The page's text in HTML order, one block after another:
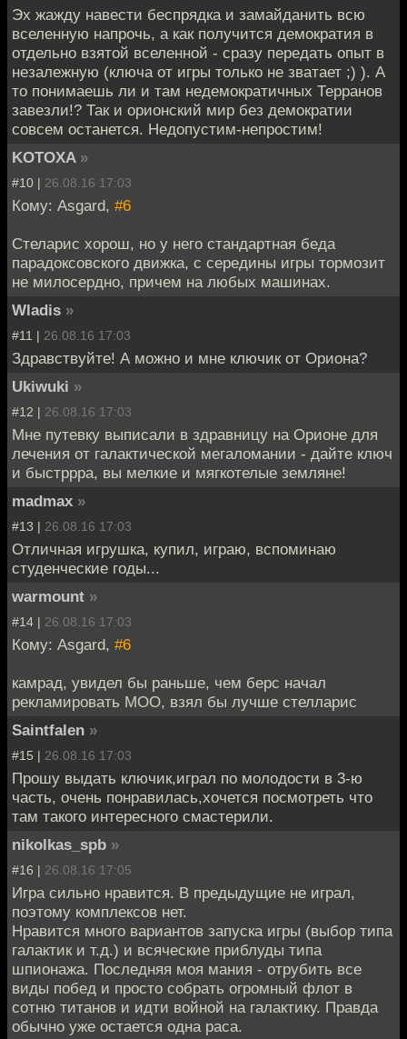
Эх жажду навести беспрядка и замайданить всю
вселенную напрочь, а как получится демократия в
отдельно взятой вселенной - сразу передать опыт в
незалежную (ключа от игры только не зватает ;) ). А
то понимаешь ли и там недемократичных Терранов
завезли!? Так и орионский мир без демократии
совсем останется. Недопустим-непростим!
KOTOXA »
#10 | 26.08.16 17:03
Кому: Asgard, #6
Стеларис хорош, но у него стандартная беда
парадоксовского движка, с середины игры тормозит
не милосердно, причем на любых машинах.
Wladis »
#11 | 26.08.16 17:03
Здравствуйте! А можно и мне ключик от Ориона?
Ukiwuki »
#12 | 26.08.16 17:03
Мне путевку выписали в здравницу на Орионе для
лечения от галактической мегаломании - дайте ключ
и быстррра, вы мелкие и мягкотелые земляне!
madmax »
#13 | 26.08.16 17:03
Отличная игрушка, купил, играю, вспоминаю
студенческие годы...
warmount »
#14 | 26.08.16 17:03
Кому: Asgard, #6
камрад, увидел бы раньше, чем берс начал
рекламировать МОО, взял бы лучше стелларис
Saintfalen »
#15 | 26.08.16 17:03
Прошу выдать ключик,играл по молодости в 3-ю
часть, очень понравилась,хочется посмотреть что
там такого интересного смастерили.
nikolkas_spb »
#16 | 26.08.16 17:05
Игра сильно нравится. В предыдущие не играл,
поэтому комплексов нет.
Нравится много вариантов запуска игры (выбор типа
галактик и т.д.) и всяческие приблуды типа
шпионажа. Последняя моя мания - отрубить все
виды побед и просто собрать огромный флот в
сотню титанов и идти войной на галактику. Правда
обычно уже остается одна раса.